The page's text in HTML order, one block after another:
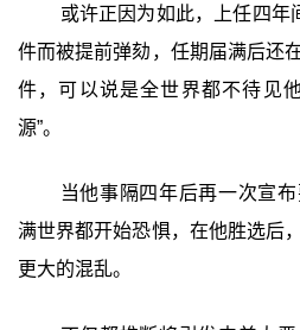
或许正因为如此，上任四年
件而被提前弹劾，任期届满后还
件，可以说是全世界都不待见
源”。
当他事隔四年后再一次宣
满世界都开始恐惧，在他胜选后
更大的混乱。